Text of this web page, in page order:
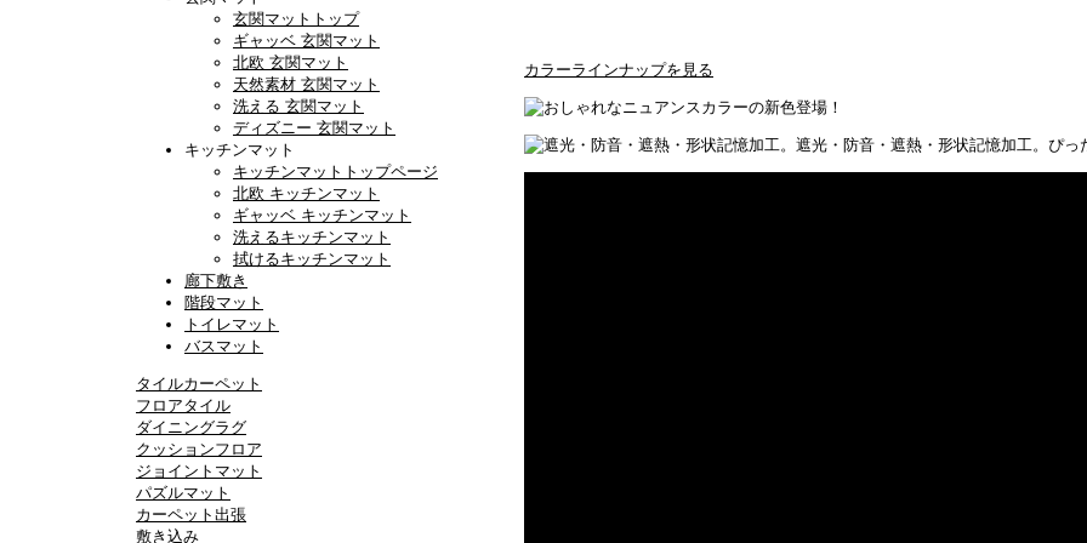
玄関マットトップ
ギャッベ 玄関マット
北欧 玄関マット
天然素材 玄関マット
洗える 玄関マット
ディズニー 玄関マット
キッチンマット
キッチンマットトップページ
北欧 キッチンマット
ギャッベ キッチンマット
洗えるキッチンマット
拭けるキッチンマット
廊下敷き
階段マット
トイレマット
バスマット
タイルカーペット
フロアタイル
ダイニングラグ
クッションフロア
ジョイントマット
パズルマット
カーペット出張
敷き込み
カラーラインナップを見る
遮光・防音・遮熱・形状記憶加工。ぴっ